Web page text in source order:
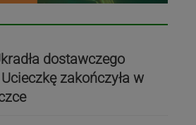
dostawczego
zakończyła w